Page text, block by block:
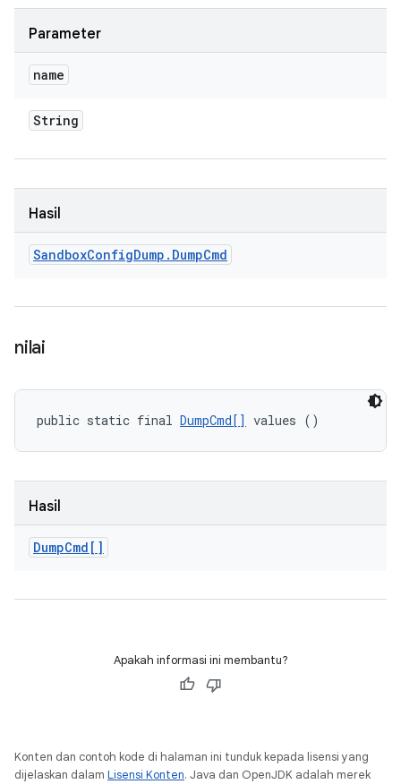
Parameter
name
String
Hasil
SandboxConfigDump . DumpCmd
nilai
public static final DumpCmd[] values ()
Hasil
DumpCmd[]
Apakah informasi ini membantu?
Konten dan contoh kode di halaman ini tunduk kepada lisensi yang
dijelaskan dalam Lisensi Konten. Java dan OpenJDK adalah merek